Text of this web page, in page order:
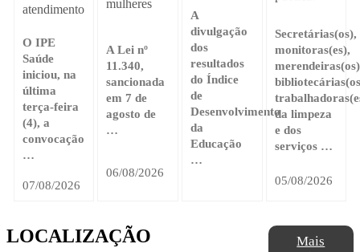
atendimento
O IPE
Saúde
iniciou, na
última
terça-feira
(4), a
convocação
…
07/08/2026
mulheres
A Lei nº
11.340,
sancionada
em 7 de
agosto de
…
06/08/2026
A
divulgação
dos
resultados
do Índice
de
Desenvolvimento
da
Educação
…
Secretárias(os),
monitoras(es),
da limpeza
e dos
serviços …
05/08/2026
Mais
LOCALIZAÇÃO